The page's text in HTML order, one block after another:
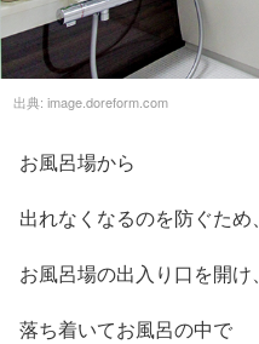
出典: image.doreform.com
お風呂場から
出れなくなるのを防ぐため、
お風呂場の出入り口を開け、
落ち着いてお風呂の中で